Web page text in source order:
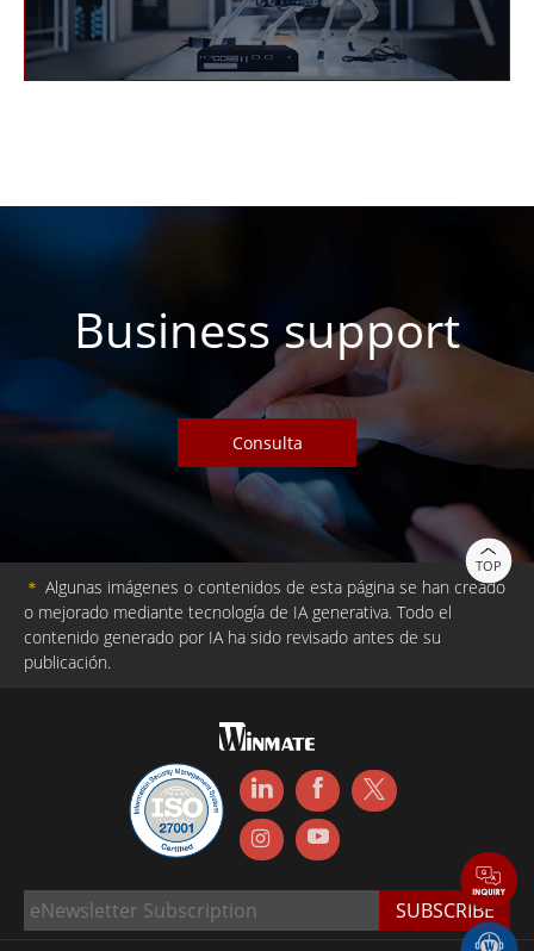
Business support
Consulta
TOP
＊ Algunas imágenes o contenidos de esta página se han creado
o mejorado mediante tecnología de IA generativa. Todo el
contenido generado por IA ha sido revisado antes de su
publicación.